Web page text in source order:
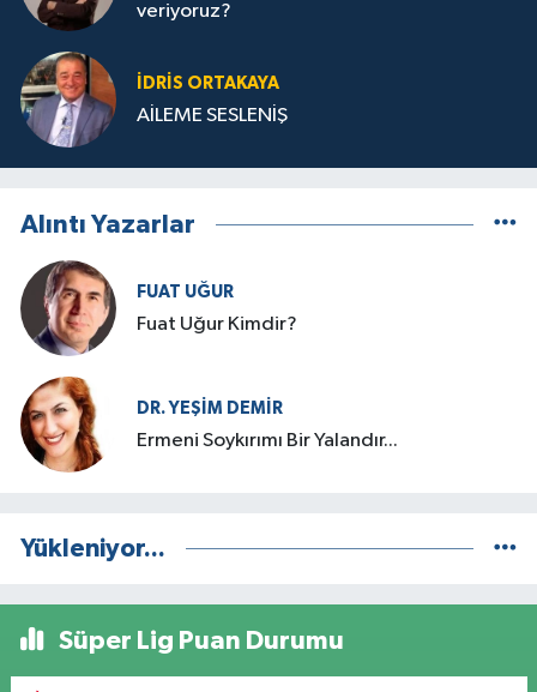
veriyoruz?
İDRIS ORTAKAYA
AİLEME SESLENİŞ
Alıntı Yazarlar
FUAT UĞUR
Fuat Uğur Kimdir?
DR. YEŞIM DEMİR
Ermeni Soykırımı Bir Yalandır...
Yükleniyor...
Süper Lig Puan Durumu